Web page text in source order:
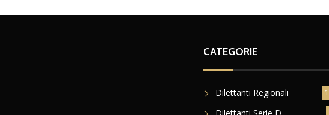
CATEGORIE
Dilettanti Regionali